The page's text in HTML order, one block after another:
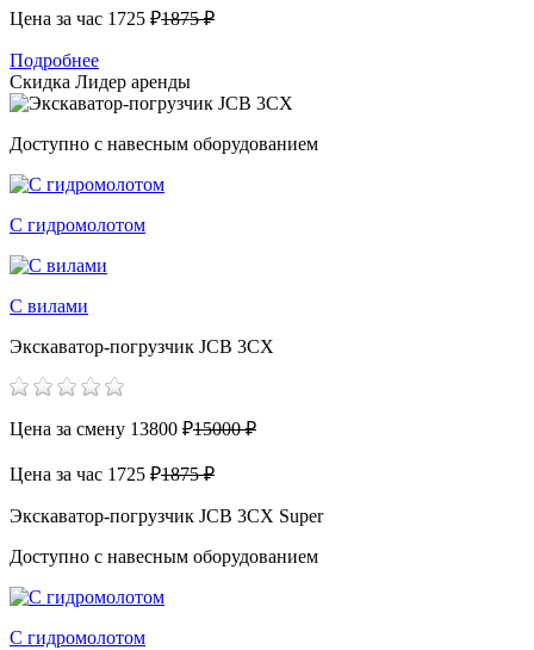
Цена за час 1725 ₽1875 ₽
Подробнее
Скидка Лидер аренды
Доступно с навесным оборудованием
С гидромолотом
С вилами
Экскаватор-погрузчик JCB 3CX
Цена за смену 13800 ₽15000 ₽
Цена за час 1725 ₽1875 ₽
Экскаватор-погрузчик JCB 3CX Super
Доступно с навесным оборудованием
С гидромолотом